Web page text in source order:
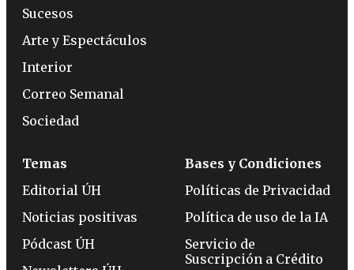
Sucesos
Arte y Espectáculos
Interior
Correo Semanal
Sociedad
Temas
Editorial ÚH
Noticias positivas
Pódcast ÚH
Bases y Condiciones
Políticas de Privacidad
Política de uso de la IA
Servicio de
Suscripción a Crédito